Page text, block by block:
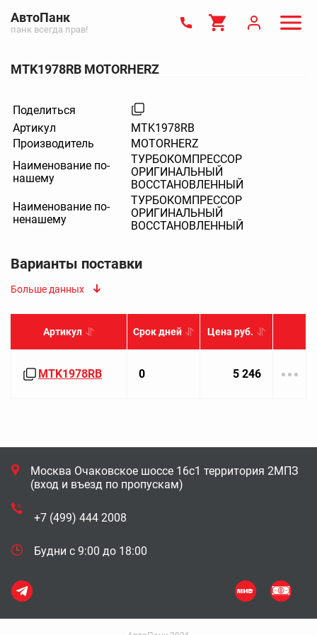
АвтоПанк
панк всегда прав!
MTK1978RB MOTORHERZ
Поделиться
Артикул
MTK1978RB
Производитель
MOTORHERZ
Наименование по-
нашему
ТУРБОКОМПРЕССОР
ОРИГИНАЛЬНЫЙ
ВОССТАНОВЛЕННЫЙ
Наименование по-
ненашему
ТУРБОКОМПРЕССОР
ОРИГИНАЛЬНЫЙ
ВОССТАНОВЛЕННЫЙ
Варианты поставки
Больше данных
Артикул Срок дней Цена руб.
MTK1978RB 0 5 246
Москва Очаковское шоссе 16с1 территория 2МПЗ
(вход и въезд по пропускам)
+7 (499) 444 2008
Будни с 9:00 до 18:00